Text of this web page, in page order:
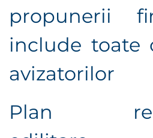
propunerii
include toate
avizatorilor
Plan